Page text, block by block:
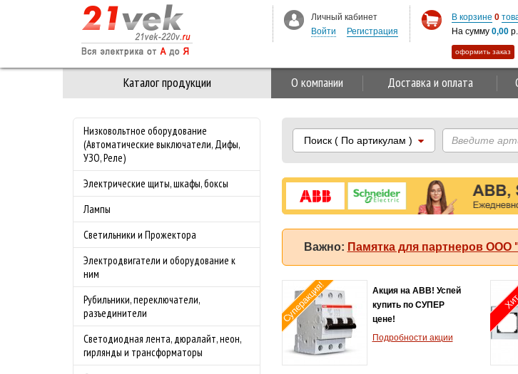
Каталог продукции О компании Доставка и оплата
Низковольтное оборудование
(Автоматические выключатели, Дифы,
УЗО, Реле)
Электрические щиты, шкафы, боксы
Лампы
Светильники и Прожектора
Электродвигатели и оборудование к
ним
Рубильники, переключатели,
разъединители
Светодиодная лента, дюралайт, неон,
гирлянды и трансформаторы
Поиск( По артикулам )
Важно: Памятка для партнеров
Подробности акции
майские праздники!!!
Бесплатная доставка
преддверии сезона
Хит
Соединитель 2,5мм2
оранжевый Legrand
Подробности акции
Личный кабинет
Войти
Регистрация
В корзине 0
На сумму 0,00 р.
оформить заказ